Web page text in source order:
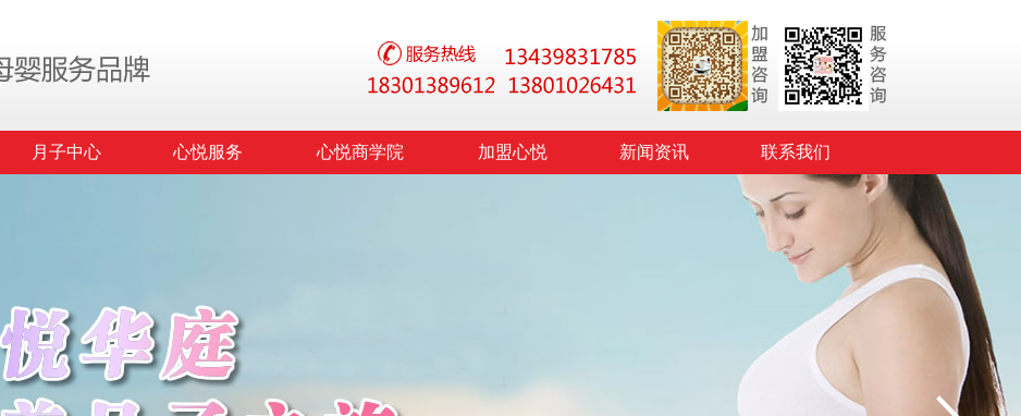
月子中心 心悦服务 心悦商学院 加盟心悦 新闻资讯 联系我们